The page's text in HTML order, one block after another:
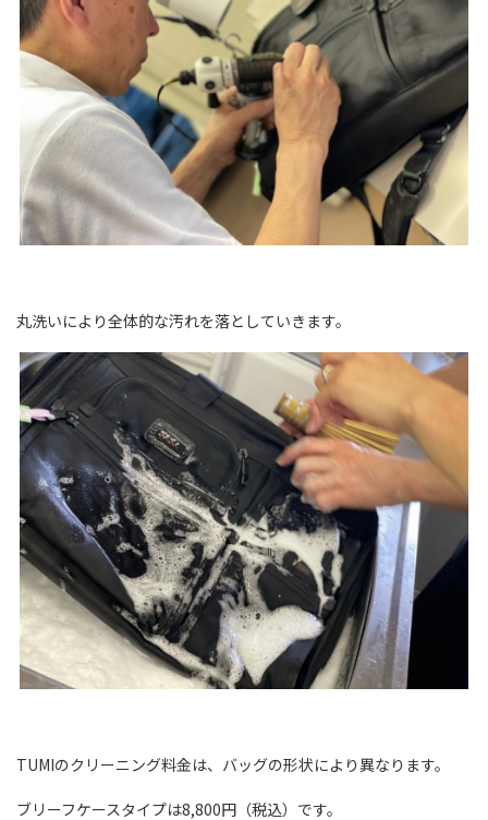
丸洗いにより全体的な汚れを落としていきます。
TUMIのクリーニング料金は、バッグの形状により異なります。
ブリーフケースタイプは8,800円（税込）です。